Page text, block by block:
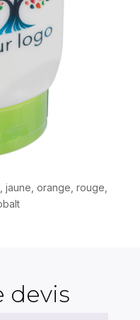
jaune, orange, rouge,
devis